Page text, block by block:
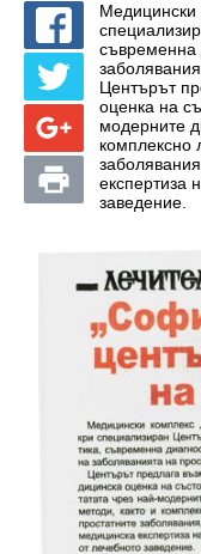
съвременна
Центърът
оценка на
модерните
комплексно
експертиза
заведение.